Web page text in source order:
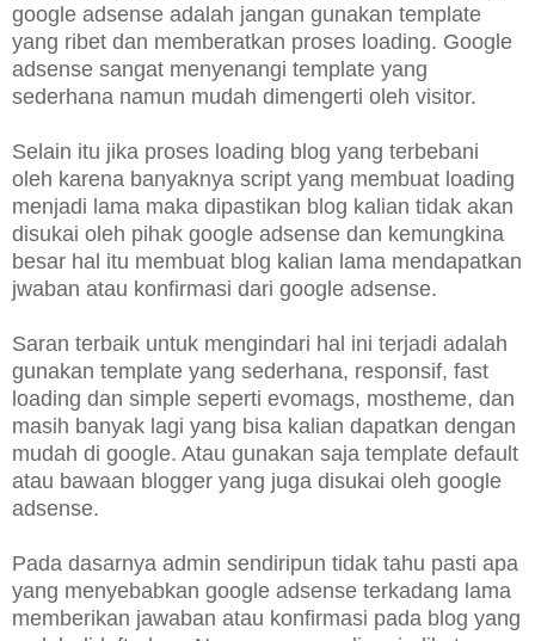
google adsense adalah jangan gunakan template
yang ribet dan memberatkan proses loading. Google
adsense sangat menyenangi template yang
sederhana namun mudah dimengerti oleh visitor.
Selain itu jika proses loading blog yang terbebani
oleh karena banyaknya script yang membuat loading
menjadi lama maka dipastikan blog kalian tidak akan
disukai oleh pihak google adsense dan kemungkina
besar hal itu membuat blog kalian lama mendapatkan
jwaban atau konfirmasi dari google adsense.
Saran terbaik untuk mengindari hal ini terjadi adalah
gunakan template yang sederhana, responsif, fast
loading dan simple seperti evomags, mostheme, dan
masih banyak lagi yang bisa kalian dapatkan dengan
mudah di google. Atau gunakan saja template default
atau bawaan blogger yang juga disukai oleh google
adsense.
Pada dasarnya admin sendiripun tidak tahu pasti apa
yang menyebabkan google adsense terkadang lama
memberikan jawaban atau konfirmasi pada blog yang